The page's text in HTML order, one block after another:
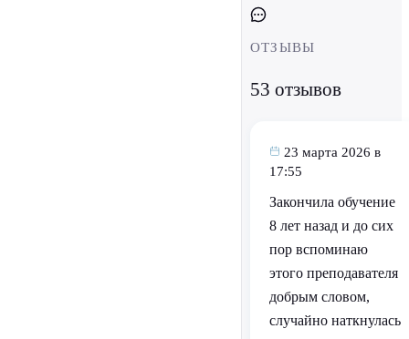
ОТЗЫВЫ
53 отзывов
23 марта 2026 в
17:55
Закончила обучение
8 лет назад и до сих
пор вспоминаю
этого преподавателя
добрым словом,
случайно наткнулась